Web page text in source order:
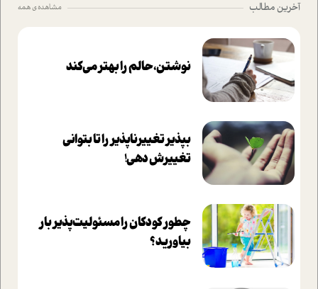
آخرین مطالب مشاهده ی همه
نوشتن، حالم را بهتر می‌کند
بپذير تغييرناپذير را تا بتواني
تغييرش دهي!‏
چطور کودکان را مسئولیت‌پذیر بار
بیاورید؟